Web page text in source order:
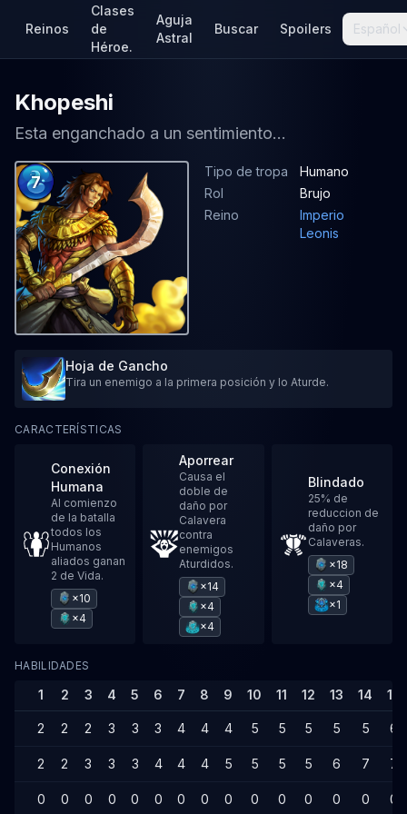
Reinos
Clases
de
Héroe.
Aguja
Astral
Buscar Spoilers Español
Khopeshi
Esta enganchado a un sentimiento...
7
Tipo de tropa
Humano
Rol
Brujo
Reino
Imperio
Leonis
Hoja de Gancho
Tira un enemigo a la primera posición y lo Aturde.
CARACTERÍSTICAS
Conexión
Humana
Al comienzo
de la batalla
todos los
Humanos
aliados ganan
2 de Vida.
×10
×4
Aporrear
Causa el
doble de
daño por
Calavera
contra
enemigos
Aturdidos.
×14
×4
×4
Blindado
25% de
reduccion de
daño por
Calaveras.
×18
×4
×1
HABILIDADES
1 2 3 4 5 6 7 8 9 10 11 12 13 14 15
2 2 2 3 3 3 4 4 4 5 5 5 5 5 6
2 2 3 3 3 4 4 4 5 5 5 5 6 7 7
0 0 0 0 0 0 0 0 0 0 0 0 0 0 0